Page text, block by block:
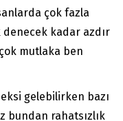
çok fazla
kadar azdır
mutlaka ben
gelebilirken bazı
bundan rahatsızlık